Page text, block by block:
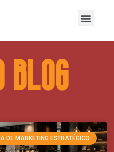
bLOG
DE MARKETING ESTRATÉGICO